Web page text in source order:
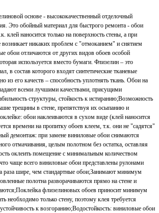
основе - высококачественный отделочный
Это обойный материал для быстрого ремонта - обои
клей наносится только на поверхность стены, а при
никаких проблем с "отмоканием" и снятием
обои отличаются от других видов обоев особой
используется вместо бумаги. Флизелин – это
в состав которого входят синтетические тканевые
из его качеств – способность уплотнять ткань. Обои на
всеми лучшими качествами, присущими
структуры, стойкость к истиранию;Возможность
трещины в стене, препятствуя их осыпанию и
обои наклеиваются в сухом виде (клей наносится
времени на пропитку обоев клеем, т.к. они не "садятся"
демонтаж: при замене виниловые обои снимаются
отмачивания, целым полотном без остатка, оставляя
оклеить помещение с минимальным количеством
чаще всего виниловые обои представлены рулонами
раза шире, чем стандартные обои;Занимают минимум
полотна разворачиваются прямо на стене и
флизелиновых обоев приносит минимум
необходимо только стену, поэтому клея требуется
к возгоранию;Водостойкость: виниловые обои